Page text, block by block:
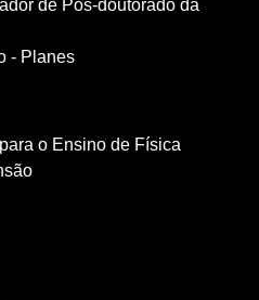
de Pós-doutorado da
- Planes
o Ensino de Física